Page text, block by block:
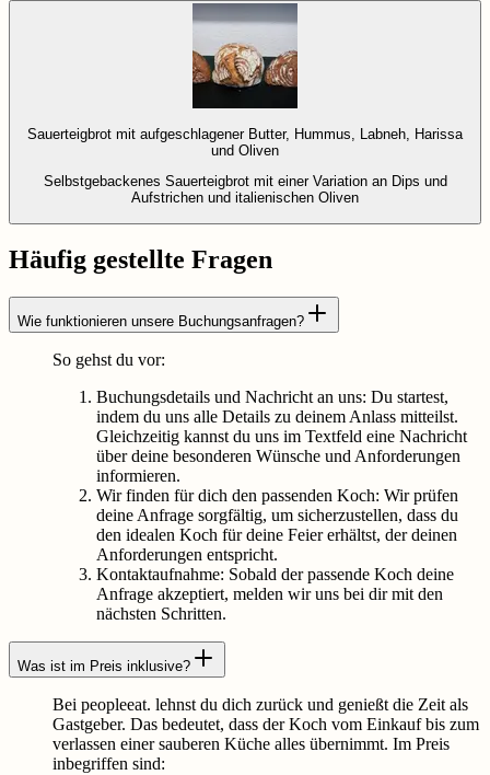
Sauerteigbrot mit aufgeschlagener Butter, Hummus, Labneh, Harissa
und Oliven
Selbstgebackenes Sauerteigbrot mit einer Variation an Dips und
Aufstrichen und italienischen Oliven
Häufig gestellte Fragen
Wie funktionieren unsere Buchungsanfragen?
So gehst du vor:
Buchungsdetails und Nachricht an uns: Du startest,
indem du uns alle Details zu deinem Anlass mitteilst.
Gleichzeitig kannst du uns im Textfeld eine Nachricht
über deine besonderen Wünsche und Anforderungen
informieren.
Wir finden für dich den passenden Koch: Wir prüfen
deine Anfrage sorgfältig, um sicherzustellen, dass du
den idealen Koch für deine Feier erhältst, der deinen
Anforderungen entspricht.
Kontaktaufnahme: Sobald der passende Koch deine
Anfrage akzeptiert, melden wir uns bei dir mit den
nächsten Schritten.
Was ist im Preis inklusive?
Bei peopleeat. lehnst du dich zurück und genießt die Zeit als
Gastgeber. Das bedeutet, dass der Koch vom Einkauf bis zum
verlassen einer sauberen Küche alles übernimmt. Im Preis
inbegriffen sind: